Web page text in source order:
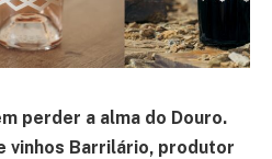
perder a alma do Douro.
vinhos Barrilário, produtor